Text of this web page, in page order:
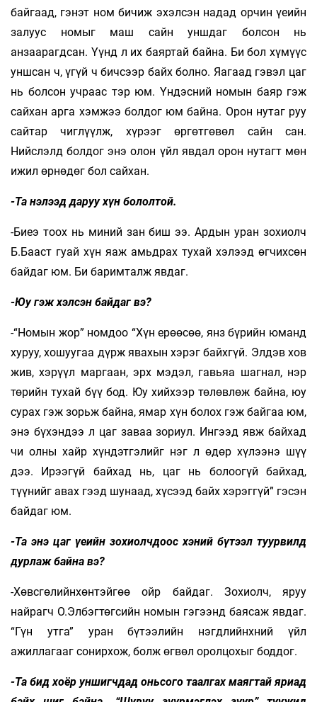
байгаад, гэнэт ном бичиж эхэлсэн надад орчин үеийн
залуус номыг маш сайн уншдаг болсон нь
анзаарагдсан. Үүнд л их баяртай байна. Би бол хүмүүс
уншсан ч, үгүй ч бичсээр байх болно. Яагаад гэвэл цаг
нь болсон учраас тэр юм. Үндэсний номын баяр гэж
сайхан арга хэмжээ болдог юм байна. Орон нутаг руу
сайтар чиглүүлж, хүрээг өргөтгөвөл сайн сан.
Нийслэлд болдог энэ олон үйл явдал орон нутагт мөн
ижил өрнөдөг бол сайхан.
-Та нэлээд даруу хүн бололтой.
-Биеэ тоох нь миний зан биш ээ. Ардын уран зохиолч
Б.Бааст гуай хүн яаж амьдрах тухай хэлээд өгчихсөн
байдаг юм. Би баримталж явдаг.
-Юу гэж хэлсэн байдаг вэ?
-“Номын жор” номдоо “Хүн ерөөсөө, янз бүрийн юманд
хуруу, хошуугаа дүрж явахын хэрэг байхгүй. Элдэв хов
жив, хэрүүл маргаан, эрх мэдэл, гавьяа шагнал, нэр
төрийн тухай бүү бод. Юу хийхээр төлөвлөж байна, юу
сурах гэж зорьж байна, ямар хүн болох гэж байгаа юм,
энэ бүхэндээ л цаг заваа зориул. Ингээд явж байхад
чи олны хайр хүндэтгэлийг нэг л өдөр хүлээнэ шүү
дээ. Ирээгүй байхад нь, цаг нь болоогүй байхад,
түүнийг авах гээд шунаад, хүсээд байх хэрэггүй” гэсэн
байдаг юм.
-Та энэ цаг үеийн зохиолчдоос хэний бүтээл туурвилд
дурлаж байна вэ?
-Хөвсгөлийнхөнтэйгөө ойр байдаг. Зохиолч, яруу
найрагч О.Элбэгтөгсийн номын гэгээнд баясаж явдаг.
“Гүн утга” уран бүтээлийн нэгдлийнхний үйл
ажиллагааг сонирхож, болж өгвөл оролцохыг боддог.
-Та бид хоёр уншигчдад оньсого таалгах маягтай яриад